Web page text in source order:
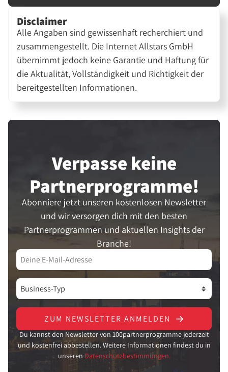
Disclaimer
Alle Angaben sind gewissenhaft recherchiert und
zusammengestellt. Die Internet Allstars GmbH
übernimmt jedoch keine Garantie und Haftung für
die Aktualität, Vollständigkeit und Richtigkeit der
bereitgestellten Informationen.
Verpasse keine
Partner­programme!
Abonniere jetzt unseren kostenlosen Newsletter
und wir versorgen dich mit den besten
Partnerprogrammen und aktuellen Insights der
Branche!
ZUM NEWSLETTER ANMELDEN
Du kannst den Newsletter von 100partnerprogramme jederzeit
und kostenfrei abbestellen. Weitere Informationen findest du in
unseren Datenschutzbestimmungen.